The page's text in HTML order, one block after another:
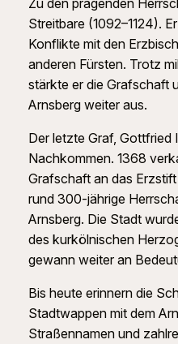
Streitbare (1092–1124).
Konflikte mit den
anderen Fürsten. Trotz
stärkte er die Grafschaft
Arnsberg weiter aus.
Der letzte Graf, Gottfried
Nachkommen. 1368
Grafschaft an das
rund 300-jährige
Arnsberg. Die Stadt
des kurkölnischen
gewann weiter an
Bis heute erinnern die
Stadtwappen mit dem
Straßennamen und